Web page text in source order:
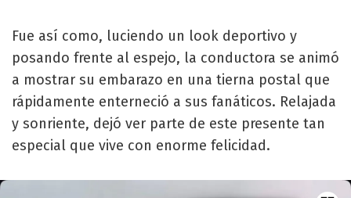
Fue así como, luciendo un look deportivo y
posando frente al espejo, la conductora se animó
a mostrar su embarazo en una tierna postal que
rápidamente enterneció a sus fanáticos. Relajada
y sonriente, dejó ver parte de este presente tan
especial que vive con enorme felicidad.